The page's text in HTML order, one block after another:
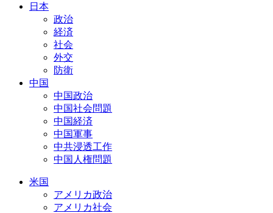
日本
政治
経済
社会
外交
防衛
中国
中国政治
中国社会問題
中国経済
中国軍事
中共浸透工作
中国人権問題
米国
アメリカ政治
アメリカ社会